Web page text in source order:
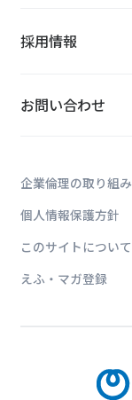
採用情報
お問い合わせ
企業倫理の取り組み
個人情報保護方針
このサイトについて
えふ・マガ登録